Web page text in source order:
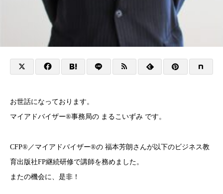
お世話になっております。
マイアドバイザー®事務局の まるこいずみ です。
CFP®／マイアドバイザー®の 福本芳朗さんが以下のビジネス教
育出版社FP継続研修で講師を務めました。
またの機会に、是非！